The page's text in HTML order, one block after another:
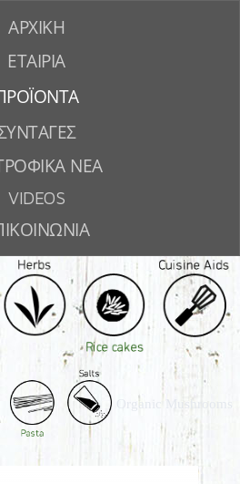
ΑΡΧΙΚΗ
ΕΤΑΙΡΙΑ
ΝΕΑ
VIDEOS
Organic Mushrooms